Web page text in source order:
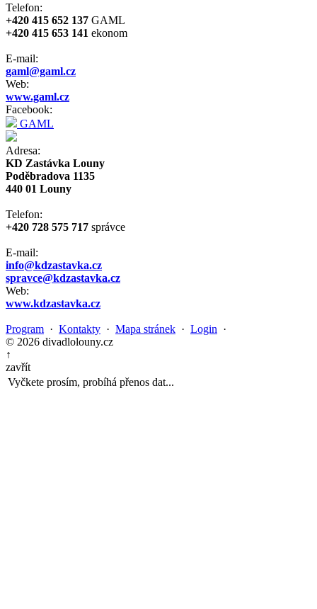
Telefon:
+420 415 652 137 GAML
+420 415 653 141 ekonom
E-mail:
gaml@gaml.cz
Web:
www.gaml.cz
Facebook:
GAML
Adresa:
KD Zastávka Louny
Poděbradova 1135
440 01 Louny
Telefon:
+420 728 575 717 správce
E-mail:
info@kdzastavka.cz
spravce@kdzastavka.cz
Web:
www.kdzastavka.cz
Program · Kontakty · Mapa stránek · Login ·
© 2026 divadlolouny.cz
↑
zavřít
Vyčkete prosím, probíhá přenos dat...